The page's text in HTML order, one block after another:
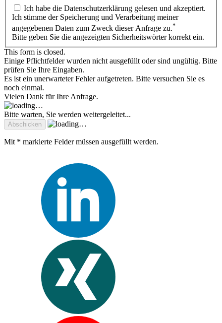
Ich habe die Datenschutzerklärung gelesen und akzeptiert.
Ich stimme der Speicherung und Verarbeitung meiner
angegebenen Daten zum Zweck dieser Anfrage zu.*
Bitte geben Sie die angezeigten Sicherheitswörter korrekt ein.
This form is closed.
Einige Pflichtfelder wurden nicht ausgefüllt oder sind ungültig. Bitte
prüfen Sie Ihre Eingaben.
Es ist ein unerwarteter Fehler aufgetreten. Bitte versuchen Sie es
noch einmal.
Vielen Dank für Ihre Anfrage.
Bitte warten, Sie werden weitergeleitet...
Mit * markierte Felder müssen ausgefüllt werden.